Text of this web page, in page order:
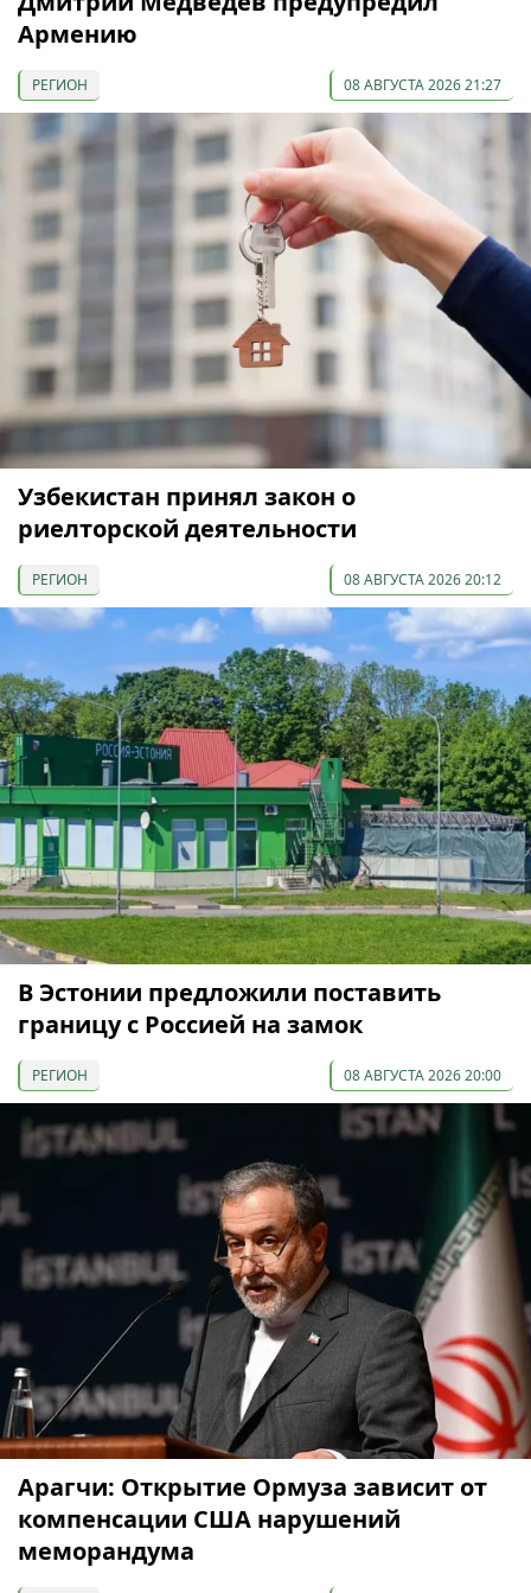
Армению
РЕГИОН 08 АВГУСТА 2026 21:27
Узбекистан принял закон о
риелторской деятельности
РЕГИОН 08 АВГУСТА 2026 20:12
В Эстонии предложили поставить
границу с Россией на замок
РЕГИОН 08 АВГУСТА 2026 20:00
Арагчи: Открытие Ормуза зависит от
компенсации США нарушений
меморандума